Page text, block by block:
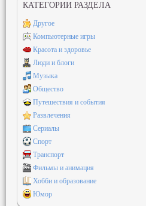
КАТЕГОРИИ РАЗДЕЛА
Другое
Компьютерные игры
Красота и здоровье
Люди и блоги
Музыка
Общество
Путешествия и события
Развлечения
Сериалы
Спорт
Транспорт
Фильмы и анимация
Хобби и образование
Юмор